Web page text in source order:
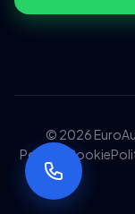
© 2026
Politica Cookie